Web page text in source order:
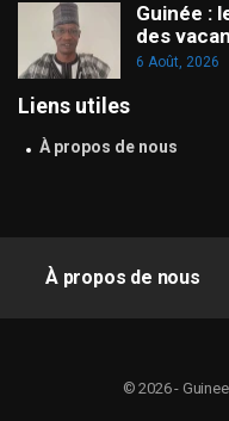
Guinée :
des
6 Août, 2026
Liens utiles
À propos de nous
À propos de nous
© 2026 -